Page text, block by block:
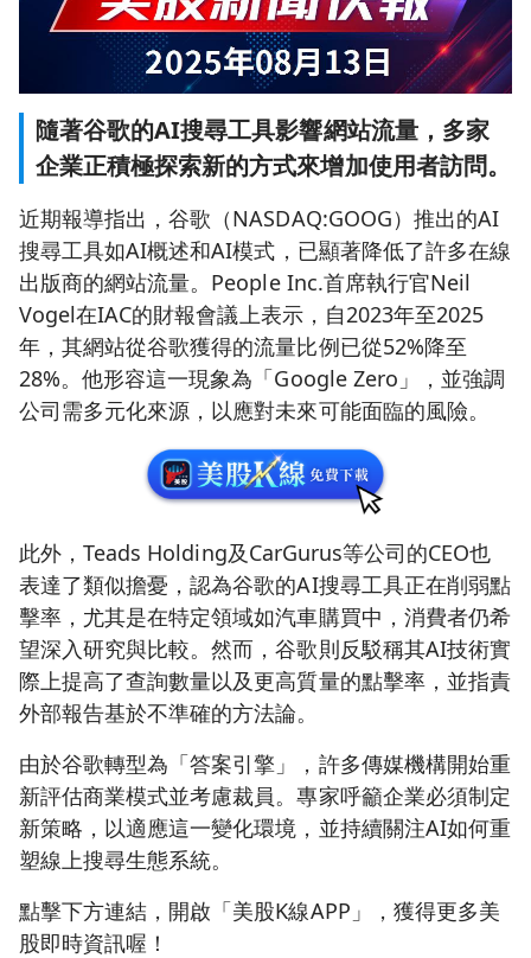
隨著谷歌的AI搜尋工具影響網站流量，多家
企業正積極探索新的方式來增加使用者訪問。
近期報導指出，谷歌（NASDAQ:GOOG）推出的AI
搜尋工具如AI概述和AI模式，已顯著降低了許多在線
出版商的網站流量。People Inc.首席執行官Neil
Vogel在IAC的財報會議上表示，自2023年至2025
年，其網站從谷歌獲得的流量比例已從52%降至
28%。他形容這一現象為「Google Zero」，並強調
公司需多元化來源，以應對未來可能面臨的風險。
此外，Teads Holding及CarGurus等公司的CEO也
表達了類似擔憂，認為谷歌的AI搜尋工具正在削弱點
擊率，尤其是在特定領域如汽車購買中，消費者仍希
望深入研究與比較。然而，谷歌則反駁稱其AI技術實
際上提高了查詢數量以及更高質量的點擊率，並指責
外部報告基於不準確的方法論。
由於谷歌轉型為「答案引擎」，許多傳媒機構開始重
新評估商業模式並考慮裁員。專家呼籲企業必須制定
新策略，以適應這一變化環境，並持續關注AI如何重
塑線上搜尋生態系統。
點擊下方連結，開啟「美股K線APP」，獲得更多美
股即時資訊喔！